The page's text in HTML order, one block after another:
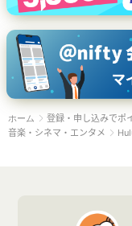
ホーム 登録・申し込みでポ
音楽・シネマ・エンタメ